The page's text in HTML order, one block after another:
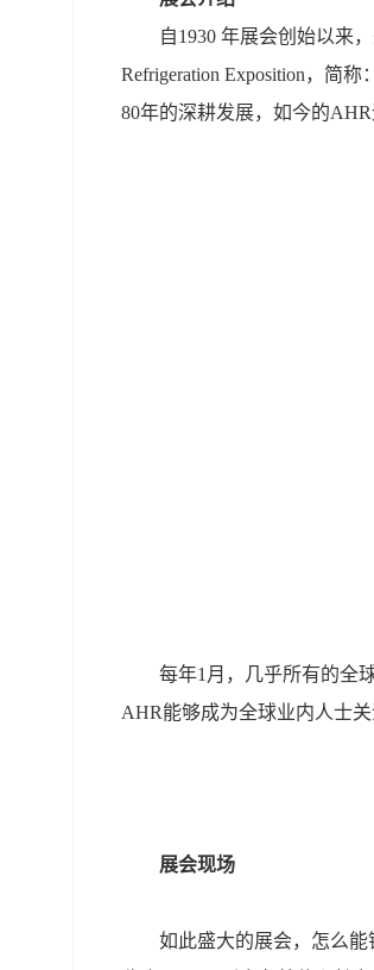
自1930 年展会创始以来
Refrigeration Exposition，简
80年的深耕发展，如今的
每年1月，几乎所有的全
AHR能够成为全球业内人士关
展会现场
如此盛大的展会，怎么